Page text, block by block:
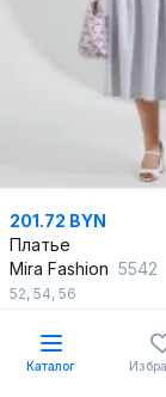
201.72 BYN
Платье
Mira Fashion 5542
52, 54, 56
В
Каталог